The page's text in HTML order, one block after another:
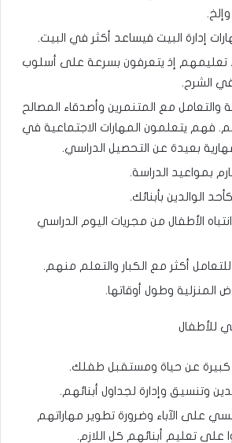
إدارة البيت فيساعد أكثر في البيت.
تعليمهم إذ يتعرفون بسرعة على أسلوب
الشرح.
والتعامل مع المتنمرين وأصدقاء المصالح
فهم يتعلمون المهارات الاجتماعية في
مهارية بعيدة عن التحصيل الدراسي.
بمواعيد الدراسة.
الوالدين بأبنائك.
الأطفال من مجريات اليوم الدراسي
أكثر مع الكبار والتعلم منهم.
المنزلية وطول أوقاتها.
للأطفال
عن حياة ومستقبل طفلك.
وتنسيق وإدارة لجداول أبنائهم.
على الآباء وضرورة تطوير مهاراتهم
تعليم أبنائهم كل اللازم.